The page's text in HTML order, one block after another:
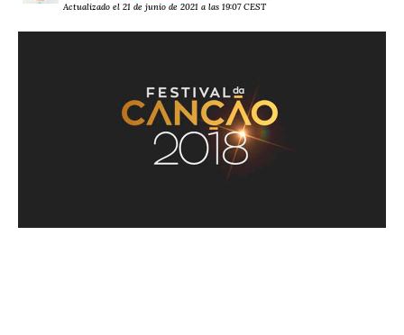
Actualizado el 21 de junio de 2021 a las 19:07 CEST